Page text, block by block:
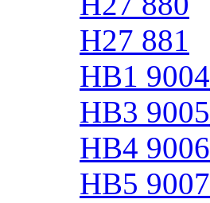
H27 881
HB1 9004
HB3 9005
HB4 9006
HB5 9007